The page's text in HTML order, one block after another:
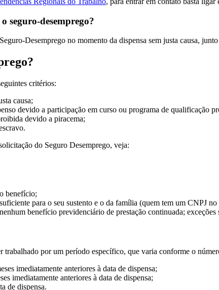
seguro-desemprego?
Desemprego no momento da dispensa sem justa causa,
critérios:
causa;
devido a participação em curso ou programa de qualificação
devido a piracema;
do Seguro Desemprego, veja:
benefício;
para o seu sustento e o da família (quem tem um CNPJ
benefício previdenciário de prestação continuada;
trabalhado por um período específico, que varia conforme o
imediatamente anteriores à data de dispensa;
imediatamente anteriores à data de dispensa;
de dispensa.